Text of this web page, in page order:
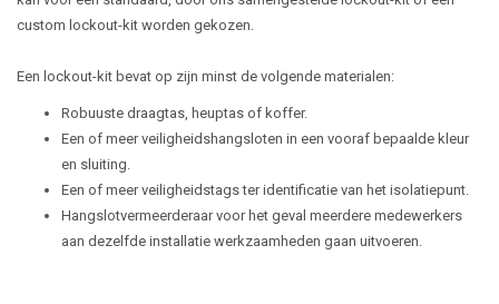
custom lockout-kit worden gekozen.
Een lockout-kit bevat op zijn minst de volgende materialen:
Robuuste draagtas, heuptas of koffer.
Een of meer veiligheidshangsloten in een vooraf bepaalde kleur
en sluiting.
Een of meer veiligheidstags ter identificatie van het isolatiepunt.
Hangslotvermeerderaar voor het geval meerdere medewerkers
aan dezelfde installatie werkzaamheden gaan uitvoeren.